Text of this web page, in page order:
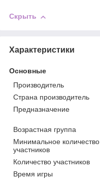
Скрыть
Характеристики
Основные
Производитель
Страна производитель
Предназначение
Возрастная группа
Минимальное количество
участников
Количество участников
Время игры